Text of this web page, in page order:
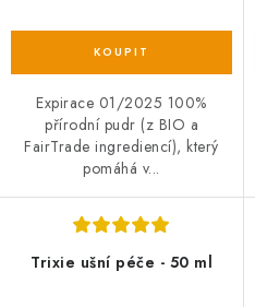
Expirace 01/2025 100%
přírodní pudr (z BIO a
FairTrade ingrediencí), který
pomáhá v...
Trixie ušní péče - 50 ml